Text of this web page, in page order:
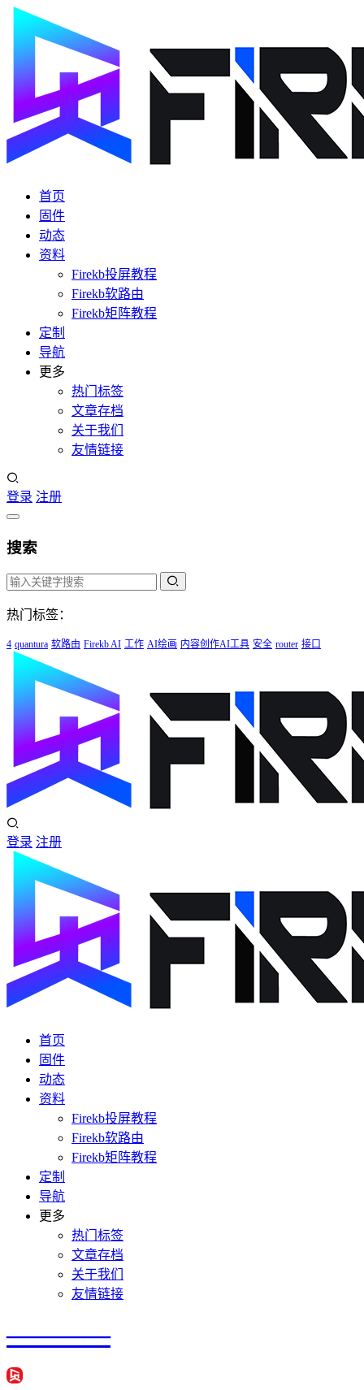
首页
固件
动态
资料
Firekb投屏教程
Firekb软路由
Firekb矩阵教程
定制
导航
更多
热门标签
文章存档
关于我们
友情链接
登录 注册
搜索
热门标签：
4 quantura 软路由 Firekb AI 工作 AI绘画 内容创作AI工具 安全 router 接口
登录 注册
首页
固件
动态
资料
Firekb投屏教程
Firekb软路由
Firekb矩阵教程
定制
导航
更多
热门标签
文章存档
关于我们
友情链接
————